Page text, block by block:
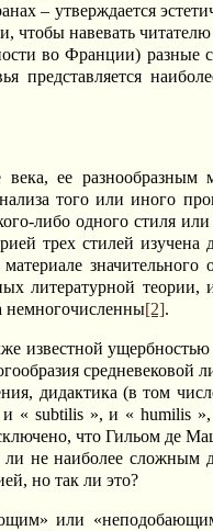
– утверждается
чтобы навевать
во Франции) разные
представляется
ее разнообразным
того или иного
либо одного стиля
трех стилей изучена
литературной теории,
немногочисленны[2].
известной
средневековой
дидактика (в том
и « subtilis », и « humilis
что Гильом де
ли не наиболее
но так ли это?
или